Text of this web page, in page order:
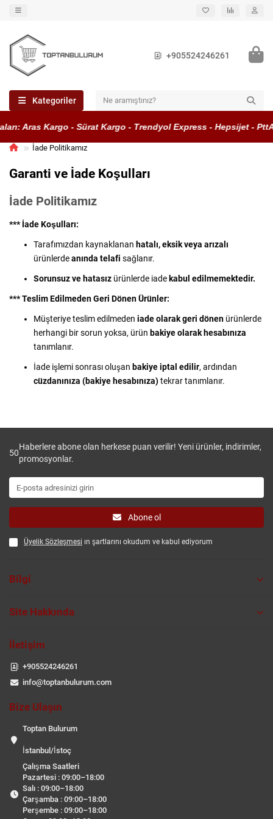
+905524246261
Kategoriler
Aras Kargo - Sürat Kargo - Trendyol Express - Hepsijet -
İade Politikamız
Garanti ve İade Koşulları
İade Politikamız
***İade Koşulları:
Tarafımızdan kaynaklanan hatalı, eksik veya arızalı
ürünlerdeanında telafi sağlanır.
Sorunsuz ve hatasız ürünlerde iadekabul edilmemektedir.
***Teslim Edilmeden Geri Dönen Ürünler:
Müşteriye teslim edilmeden iade olarak geri dönen ürünlerde
herhangi bir sorun yoksa, ürün bakiye olarak hesabınıza
tanımlanır.
İade işlemi sonrası oluşan bakiye iptal edilir, ardından
cüzdanınıza (bakiye hesabınıza)tekrar tanımlanır.
50
Haberlere abone olan herkese puan verilir! Yeni ürünler, indirimler,
promosyonlar.
Abone ol
Üyelik Sözleşmesi ın şartlarını okudum ve kabul ediyorum
Bilgi
Site Hakkında
İletişim
+905524246261
info@toptanbulurum.com
Bize Ulaşın
Toptan Bulurum
İstanbul/İstoç
Çalışma Saatleri
Pazartesi : 09:00–18:00
Salı : 09:00–18:00
Çarşamba : 09:00–18:00
Perşembe : 09:00–18:00